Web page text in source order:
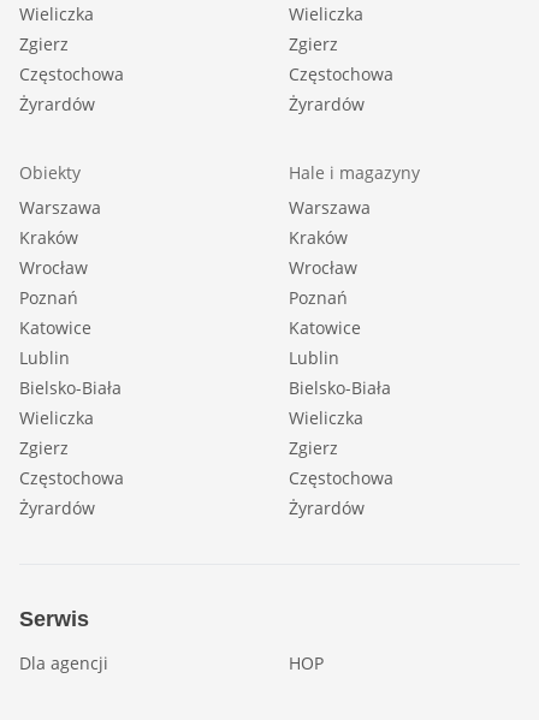
Wieliczka
Zgierz
Częstochowa
Żyrardów
Wieliczka
Zgierz
Częstochowa
Żyrardów
Obiekty
Warszawa
Kraków
Wrocław
Poznań
Katowice
Lublin
Bielsko-Biała
Wieliczka
Zgierz
Częstochowa
Żyrardów
Hale i magazyny
Warszawa
Kraków
Wrocław
Poznań
Katowice
Lublin
Bielsko-Biała
Wieliczka
Zgierz
Częstochowa
Żyrardów
Serwis
Dla agencji HOP